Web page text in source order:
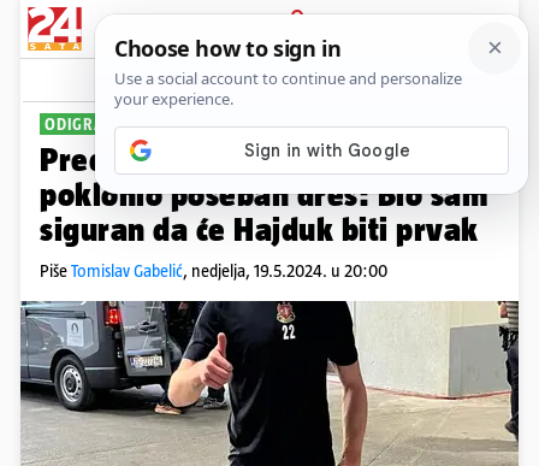
PRIJAVA
Sport Komentari
ODIGRAO 500. UTAKMICU U KARIJERI
Predsjednik Hajduka Maloči
poklonio poseban dres: Bio sam
siguran da će Hajduk biti prvak
PišeTomislav Gabelić, nedjelja, 19.5.2024. u 20:00